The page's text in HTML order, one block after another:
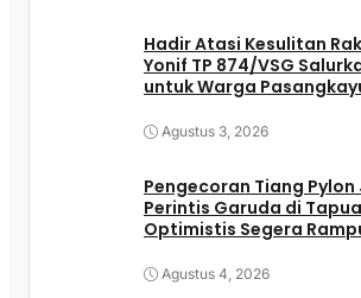
Hadir Atasi Kesulitan
Yonif TP 874/VSG
untuk Warga
Agustus 3, 2026
Pengecoran Tiang
Perintis Garuda di
Optimistis Segera
Agustus 4, 2026